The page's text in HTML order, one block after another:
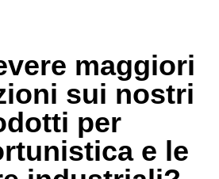
maggiori
sui nostri
per
e le